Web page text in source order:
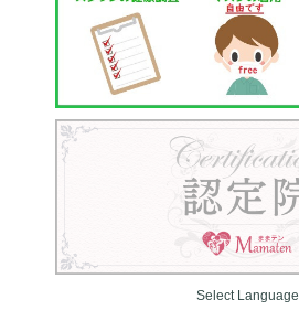
Select Language